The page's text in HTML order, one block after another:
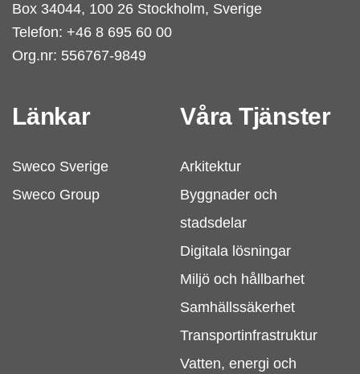
Box 34044, 100 26 Stockholm, Sverige
Telefon: +46 8 695 60 00
Org.nr: 556767-9849
Länkar
Sweco Sverige
Sweco Group
Våra Tjänster
Arkitektur
Byggnader och
stadsdelar
Digitala lösningar
Miljö och hållbarhet
Samhällssäkerhet
Transportinfrastruktur
Vatten, energi och